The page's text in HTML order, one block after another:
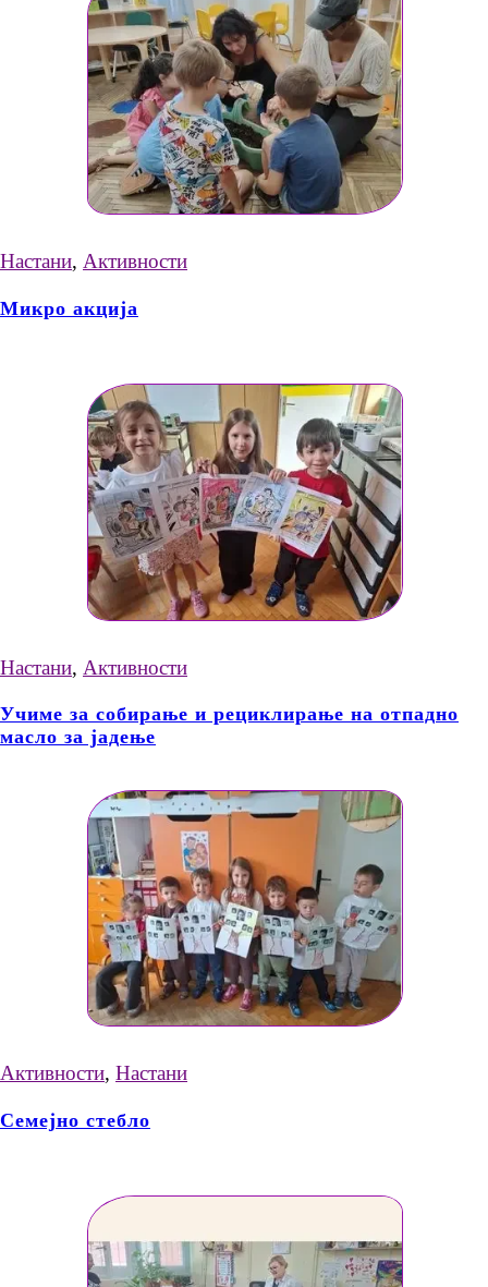
Настани, Активности
Микро акција
Настани, Активности
Учиме за собирање и рециклирање на отпадно
масло за јадење
Активности, Настани
Семејно стебло